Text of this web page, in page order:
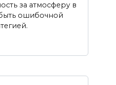
за атмосферу в
ошибочной